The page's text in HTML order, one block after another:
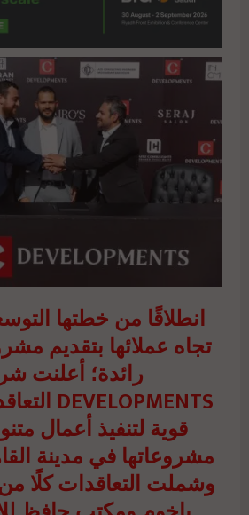
c-
4-
%d8%a7%d9%84/"
انطلاقًا من خطتها
تجاه عملائها بتقديم
قوية لتنفيذ أعمال
مشروعاتها في مدينة
وشملت التعاقدات كلًا